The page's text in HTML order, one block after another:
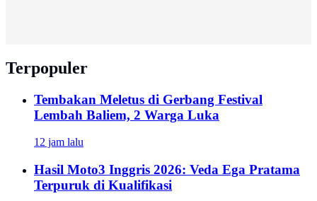
Terpopuler
Tembakan Meletus di Gerbang Festival
Lembah Baliem, 2 Warga Luka
12 jam lalu
Hasil Moto3 Inggris 2026: Veda Ega Pratama
Terpuruk di Kualifikasi